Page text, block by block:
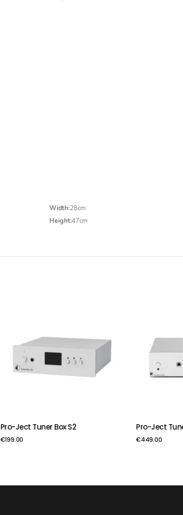
Width:28cm
Height:47cm
PIEVIENOT GROZAM
Pro-Ject Tuner Box S2
€199.00
Pro-Ject
€449.00